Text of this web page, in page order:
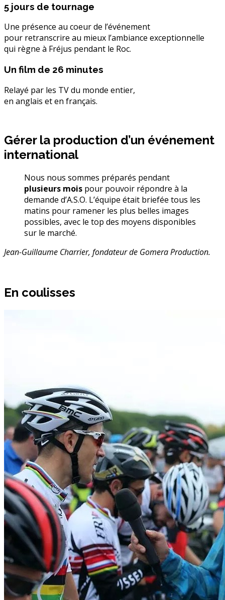
5 jours de tournage
Une présence au coeur de l’événement
pour retranscrire au mieux l’ambiance exceptionnelle
qui règne à Fréjus pendant le Roc.
Un film de 26 minutes
Relayé par les TV du monde entier,
en anglais et en français.
Gérer la production d’un événement
international
Nous nous sommes préparés pendant
plusieurs mois pour pouvoir répondre à la
demande d’A.S.O. L’équipe était briefée tous les
matins pour ramener les plus belles images
possibles, avec le top des moyens disponibles
sur le marché.
Jean-Guillaume Charrier, fondateur de Gomera Production.
En coulisses